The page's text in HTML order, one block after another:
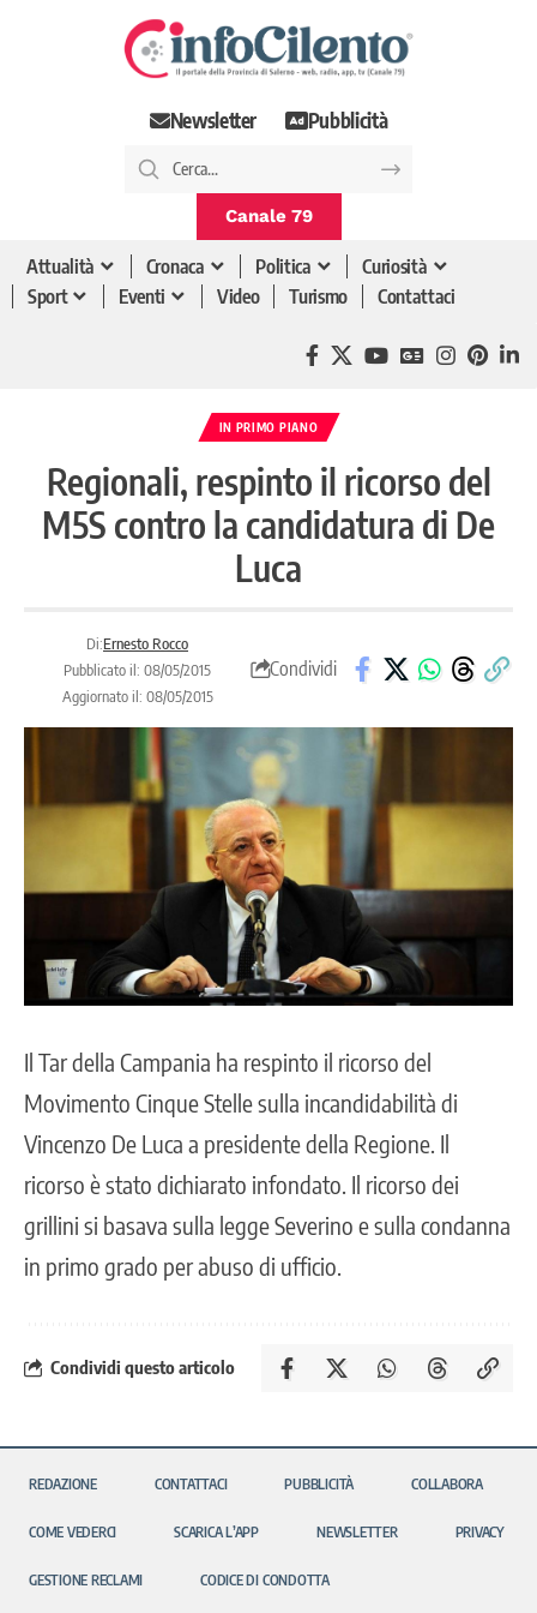
Newsletter Pubblicità
Canale 79
Attualità Cronaca Politica
Curiosità
Sport
Eventi Video Turismo Contattaci
IN PRIMO PIANO
Regionali, respinto il ricorso del
M5S contro la candidatura di De
Luca
Di:Ernesto Rocco
Pubblicato il: 08/05/2015
Aggiornato il: 08/05/2015
Condividi
Il Tar della Campania ha respinto il ricorso del
Movimento Cinque Stelle sulla incandidabilità di
Vincenzo De Luca a presidente della Regione. Il
ricorso è stato dichiarato infondato. Il ricorso dei
grillini si basava sulla legge Severino e sulla condanna
in primo grado per abuso di ufficio.
Condividi questo articolo
REDAZIONE CONTATTACI PUBBLICITÀ COLLABORA
COME VEDERCI SCARICA L’APP NEWSLETTER PRIVACY
GESTIONE RECLAMI CODICE DI CONDOTTA